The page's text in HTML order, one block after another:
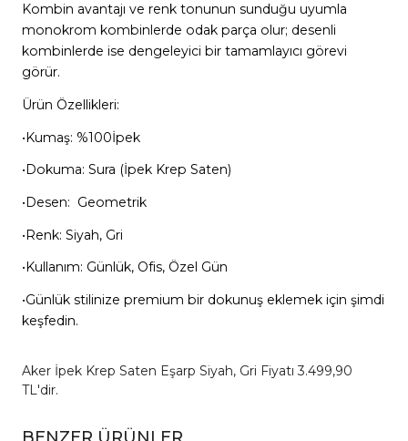
Kombin avantajı ve renk tonunun sunduğu uyumla
monokrom kombinlerde odak parça olur; desenli
kombinlerde ise dengeleyici bir tamamlayıcı görevi
görür.
Ürün Özellikleri:
•Kumaş: %100İpek
•Dokuma: Sura (İpek Krep Saten)
•Desen: Geometrik
•Renk: Siyah, Gri
•Kullanım: Günlük, Ofis, Özel Gün
•Günlük stilinize premium bir dokunuş eklemek için şimdi
keşfedin.
Aker İpek Krep Saten Eşarp Siyah, Gri Fiyatı 3.499,90
TL'dir.